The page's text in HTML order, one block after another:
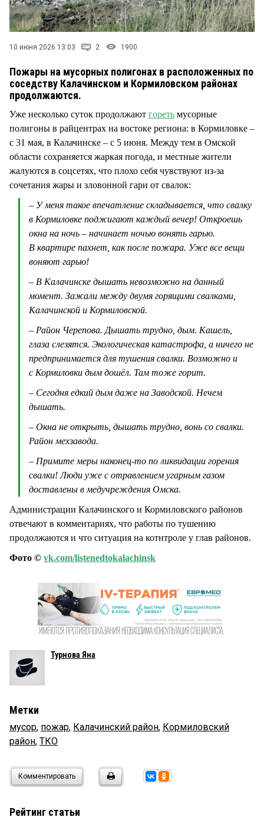
10 июня 2026 13:03 2 1900
Пожары на мусорных полигонах в расположенных по
соседству Калачинском и Кормиловском районах
продолжаются.
Уже несколько суток продолжают гореть мусорные
полигоны в райцентрах на востоке региона: в Кормиловке –
с 31 мая, в Калачинске – с 5 июня. Между тем в Омской
области сохраняется жаркая погода, и местные жители
жалуются в соцсетях, что плохо себя чувствуют из-за
сочетания жары и зловонной гари от свалок:
– У меня такое впечатление складывается, что свалку
в Кормиловке поджигают каждый вечер! Откроешь
окна на ночь – начинает ночью вонять гарью.
В квартире пахнет, как после пожара. Уже все вещи
воняют гарью!
– В Калачинске дышать невозможно на данный
момент. Зажали между двумя горящими свалками,
Калачинской и Кормиловской.
– Район Черепова. Дышать трудно, дым. Кашель,
глаза слезятся. Экологическая катастрофа, а ничего не
предпринимается для тушения свалки. Возможно и
с Кормиловки дым дошёл. Там тоже горит.
– Сегодня едкий дым даже на Заводской. Нечем
дышать.
– Окна не открыть, дышать трудно, вонь со свалки.
Район мехзавода.
– Примите меры наконец-то по ликвидации горения
свалки! Люди уже с отравлением угарным газом
доставлены в медучреждения Омска.
Администрации Калачинского и Кормиловского районов
отвечают в комментариях, что работы по тушению
продолжаются и что ситуация на котнтроле у глав районов.
Фото © vk.com/listenedtokalachinsk
Турнова Яна
Метки
мусор, пожар, Калачинский район, Кормиловский
район, ТКО
Комментировать
Рейтинг статьи